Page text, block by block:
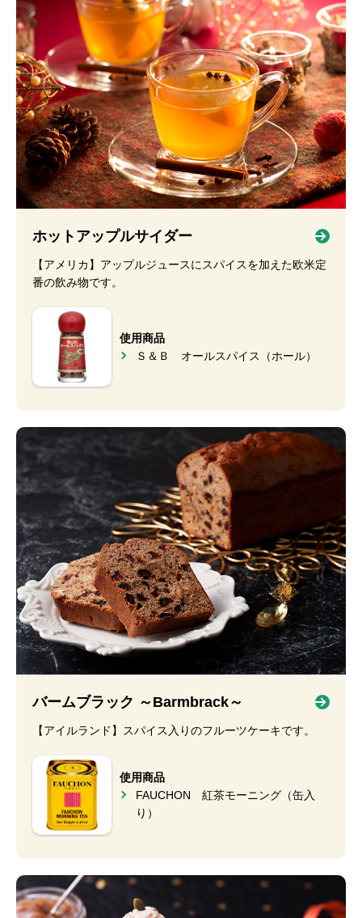
ホットアップルサイダー
【アメリカ】アップルジュースにスパイスを加えた欧米定
番の飲み物です。
使用商品
Ｓ＆Ｂ オールスパイス（ホール）
バームブラック ～Barmbrack～
【アイルランド】スパイス入りのフルーツケーキです。
使用商品
FAUCHON 紅茶モーニング（缶入
り）